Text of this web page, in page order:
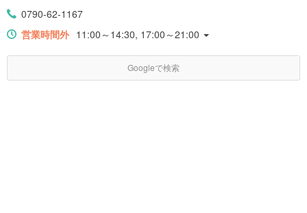
0790-62-1167
営業時間外 11:00～14:30, 17:00～21:00
Googleで検索